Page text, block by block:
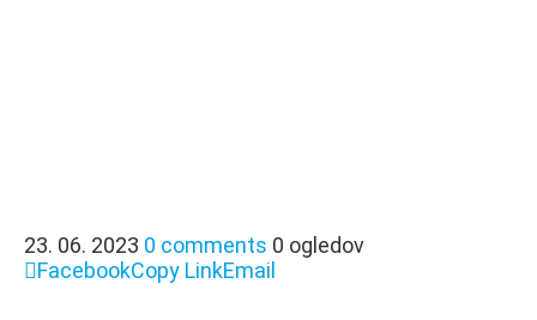
23. 06. 2023 0 comments 0 ogledov
FacebookCopy LinkEmail